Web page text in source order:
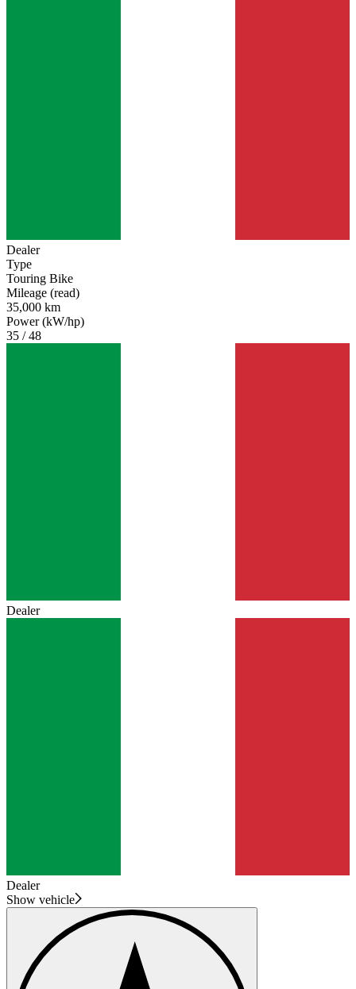
Dealer
Type
Touring Bike
Mileage (read)
35,000 km
Power (kW/hp)
35 / 48
Dealer
Dealer
Show vehicle